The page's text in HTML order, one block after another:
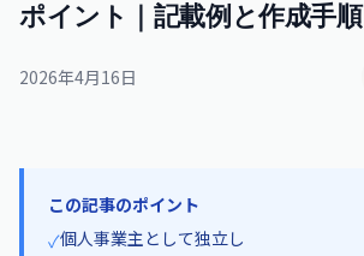
ポイント｜記載例と作成手順
2026年4月16日
この記事のポイント
✓個人事業主として独立し